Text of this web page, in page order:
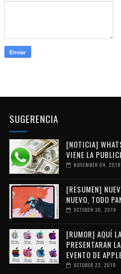
SUGERENCIA
[NOTICIA]
VIENE LA
NOVEMBER 04, 2018
[RESUMEN]
NUEVO, TODO
OCTOBER 30, 2018
[RUMOR] AQUÍ
PRESENTARAN
EVENTO DE
OCTOBER 22, 2018